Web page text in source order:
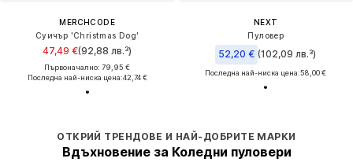
MERCHCODE
Суичър 'Christmas Dog'
47,49 €(92,88 лв.³)
Първоначално: 79,95 €
Последна най-ниска цена:42,74 €
ОТКРИЙ ТРЕНДОВЕ И НАЙ-ДОБРИТЕ МАРКИ
Вдъхновение за Коледни пуловери
NEXT
Пуловер
52,20 € (102,09 лв.³)
Последна най-ниска цена:58,00 €